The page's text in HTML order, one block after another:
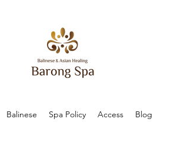
Balinese Spa Policy Access Blog